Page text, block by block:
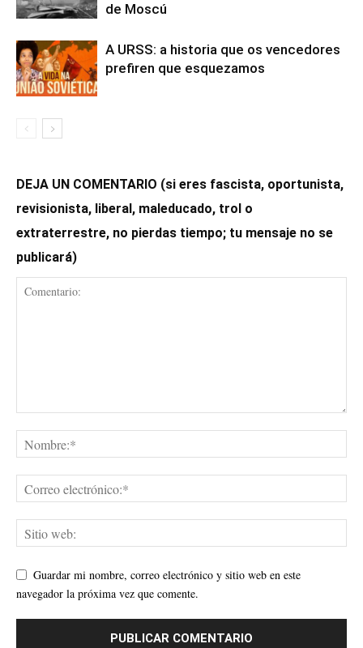
de Moscú
A URSS: a historia que os vencedores
prefiren que esquezamos
DEJA UN COMENTARIO (si eres fascista, oportunista,
revisionista, liberal, maleducado, trol o
extraterrestre, no pierdas tiempo; tu mensaje no se
publicará)
Guardar mi nombre, correo electrónico y sitio web en este
navegador la próxima vez que comente.